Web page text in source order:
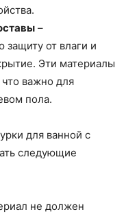
–
от влаги и
Эти материалы
важно для
пола.
для ванной с
следующие
не должен